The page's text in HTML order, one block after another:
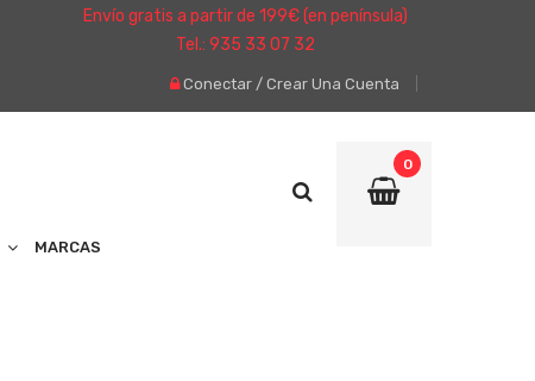
Envío gratis a partir de 199€ (en península)
Tel.: 935 33 07 32
Conectar / Crear Una Cuenta
MARCAS
0